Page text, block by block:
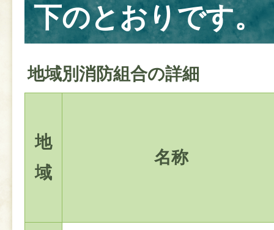
下のとおりです。
地域別消防組合の詳細
地
域
名称